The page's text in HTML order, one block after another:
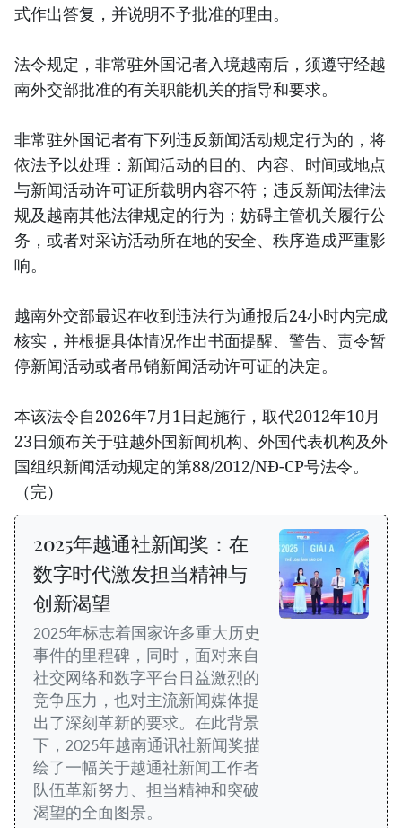
式作出答复，并说明不予批准的理由。
法令规定，非常驻外国记者入境越南后，须遵守经越
南外交部批准的有关职能机关的指导和要求。
非常驻外国记者有下列违反新闻活动规定行为的，将
依法予以处理：新闻活动的目的、内容、时间或地点
与新闻活动许可证所载明内容不符；违反新闻法律法
规及越南其他法律规定的行为；妨碍主管机关履行公
务，或者对采访活动所在地的安全、秩序造成严重影
响。
越南外交部最迟在收到违法行为通报后24小时内完成
核实，并根据具体情况作出书面提醒、警告、责令暂
停新闻活动或者吊销新闻活动许可证的决定。
本该法令自2026年7月1日起施行，取代2012年10月
23日颁布关于驻越外国新闻机构、外国代表机构及外
国组织新闻活动规定的第88/2012/NĐ-CP号法令。
（完）
2025年越通社新闻奖：在
数字时代激发担当精神与
创新渴望
2025年标志着国家许多重大历史
事件的里程碑，同时，面对来自
社交网络和数字平台日益激烈的
竞争压力，也对主流新闻媒体提
出了深刻革新的要求。在此背景
下，2025年越南通讯社新闻奖描
绘了一幅关于越通社新闻工作者
队伍革新努力、担当精神和突破
渴望的全面图景。